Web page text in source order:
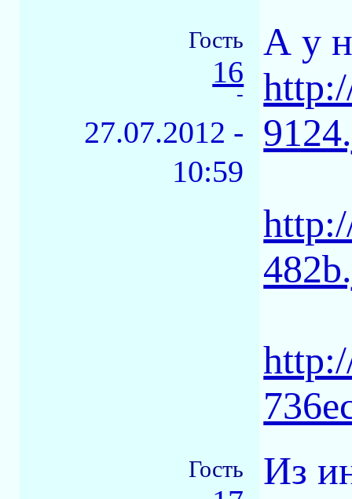
Гость
16
-
27.07.2012 -
10:59
А у
Гость
Из